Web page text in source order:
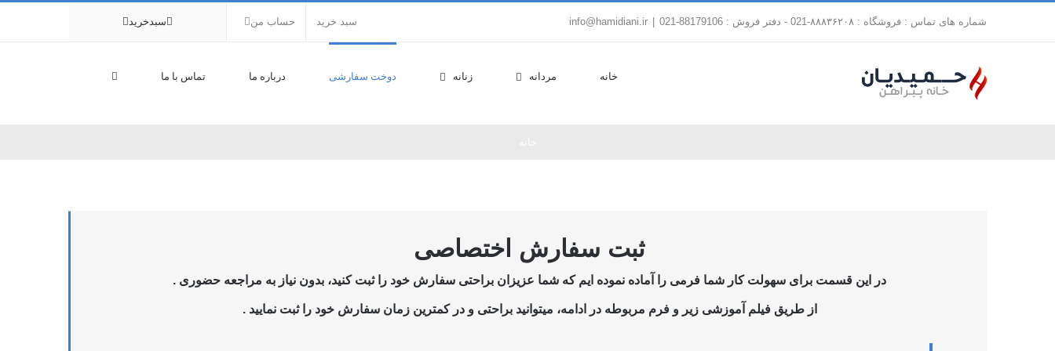
شماره های تماس : فروشگاه : ۸۸۸۳۶۲۰۸-021 - دفتر فروش : 88179106-021 info@hamidiani.ir سبد خرید حساب من سبدخرید
خانه مردانه زنانه دوخت سفارشی درباره ما تماس با ما
ثبت سفارش اختصاصی
در این قسمت برای سهولت کار شما فرمی را آماده نموده ایم که شما عزیزان براحتی سفارش خود را ثبت کنید، بدون نیاز به مراجعه حضوری .
از طریق فیلم آموزشی زیر و فرم مربوطه در ادامه، میتوانید براحتی و در کمترین زمان سفارش خود را ثبت نمایید .